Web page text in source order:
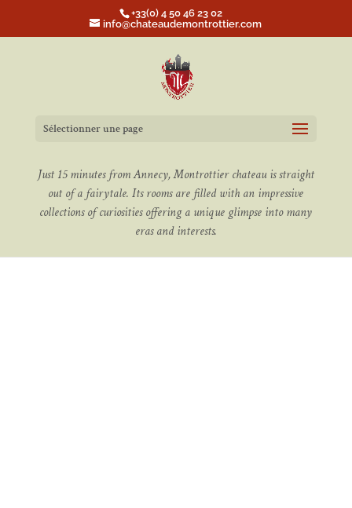
+33(0) 4 50 46 23 02
info@chateaudemontrottier.com
Sélectionner une page
Just 15 minutes from Annecy, Montrottier chateau is straight
out of a fairytale. Its rooms are filled with an impressive
collections of curiosities offering a unique glimpse into many
eras and interests.